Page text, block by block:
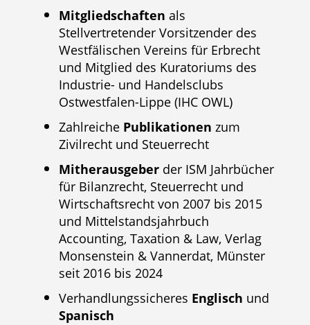
Mitgliedschaften als
Stellvertretender Vorsitzender des
Westfälischen Vereins für Erbrecht
und Mitglied des Kuratoriums des
Industrie- und Handelsclubs
Ostwestfalen-Lippe (IHC OWL)
Zahlreiche Publikationen zum
Zivilrecht und Steuerrecht
Mitherausgeberder ISM Jahrbücher
für Bilanzrecht, Steuerrecht und
Wirtschaftsrecht von 2007 bis 2015
und Mittelstandsjahrbuch
Accounting, Taxation & Law, Verlag
Monsenstein & Vannerdat, Münster
seit 2016 bis 2024
Verhandlungssicheres Englisch und
Spanisch